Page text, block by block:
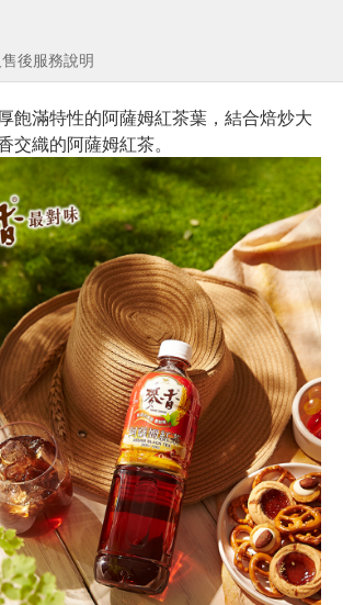
後服務說明
飽滿特性的阿薩姆紅茶葉，結合焙炒大
交織的阿薩姆紅茶。